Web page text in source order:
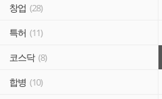
창업 (28)
특허 (11)
코스닥 (8)
합병 (10)